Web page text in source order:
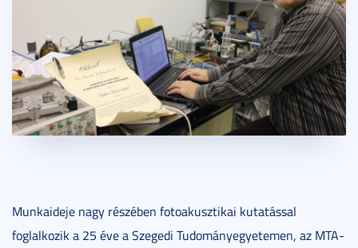
Munkaideje nagy részében fotoakusztikai kutatással
foglalkozik a 25 éve a Szegedi Tudományegyetemen, az MTA-